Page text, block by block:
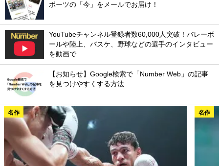
ポーツの「今」をメールでお届け！
YouTubeチャンネル登録者数60,000人突破！バレーボ
ールや陸上、バスケ、野球などの選手のインタビュー
を動画で
【お知らせ】Google検索で「Number Web」の記事
を見つけやすくする方法
名作 名作